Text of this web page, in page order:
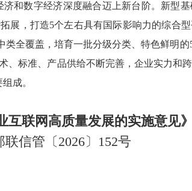
和数字经济深度融合迈上新台阶。新型
展，打造5个左右具有国际影响力的综合
全覆盖，培育一批分级分类、特色鲜明
、标准、产品供给不断完善，企业实力和
成。
互联网高质量发展的实施意见
联信管〔2026〕152号